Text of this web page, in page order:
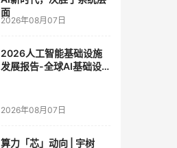
面
2026年08月07日
2026人工智能基础设施
发展报告-全球AI基础设
2026年08月07日
算力「芯」动向 | 宇树